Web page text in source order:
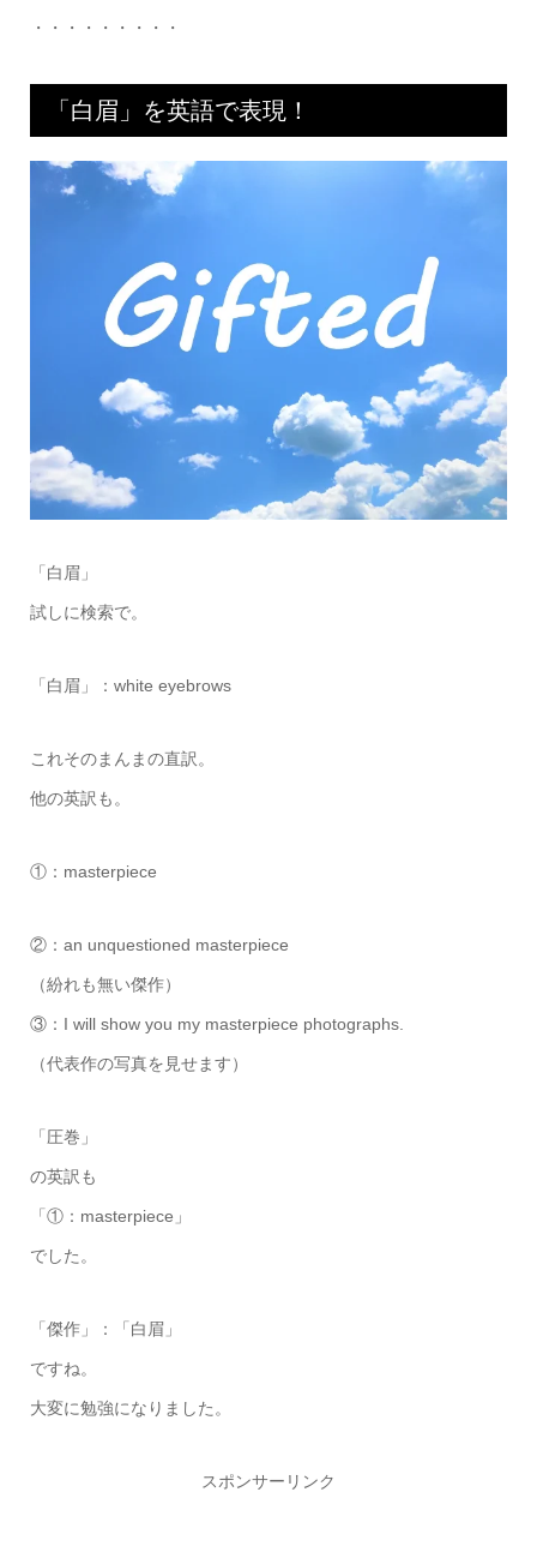
・・・・・・・・・
「白眉」を英語で表現！
「白眉」
試しに検索で。
「白眉」：white eyebrows
これそのまんまの直訳。
他の英訳も。
①：masterpiece
②：an unquestioned masterpiece
（紛れも無い傑作）
③：I will show you my masterpiece photographs.
（代表作の写真を見せます）
「圧巻」
の英訳も
「①：masterpiece」
でした。
「傑作」：「白眉」
ですね。
大変に勉強になりました。
スポンサーリンク